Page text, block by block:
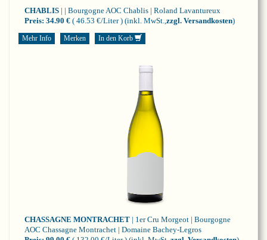
CHABLIS | | Bourgogne AOC Chablis | Roland Lavantureux
Preis: 34.90 € ( 46.53 €/Liter ) (inkl. MwSt., zzgl. Versandkosten)
Mehr Info Merken In den Korb
CHASSAGNE MONTRACHET | 1er Cru Morgeot | Bourgogne
AOC Chassagne Montrachet | Domaine Bachey-Legros